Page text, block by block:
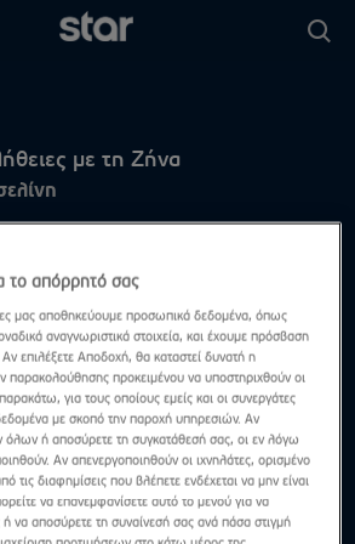
με τη Ζήνα
το απόρρητό σας
μας αποθηκεύουμε προσωπικά δεδομένα, όπως
αναγνωριστικά στοιχεία, και έχουμε πρόσβαση
επιλέξετε Αποδοχή, θα καταστεί δυνατή η
παρακολούθησης προκειμένου να υποστηριχθούν οι
για τους οποίους εμείς και οι συνεργάτες
με σκοπό την παροχή υπηρεσιών. Αν
όλων ή αποσύρετε τη συγκατάθεσή σας, οι εν λόγω
Αν απενεργοποιηθούν οι ιχνηλάτες, ορισμένο
τις διαφημίσεις που βλέπετε ενδέχεται να μην είναι
να επανεμφανίσετε αυτό το μενού για να
ή να αποσύρετε τη συναίνεσή σας ανά πάσα στιγμή